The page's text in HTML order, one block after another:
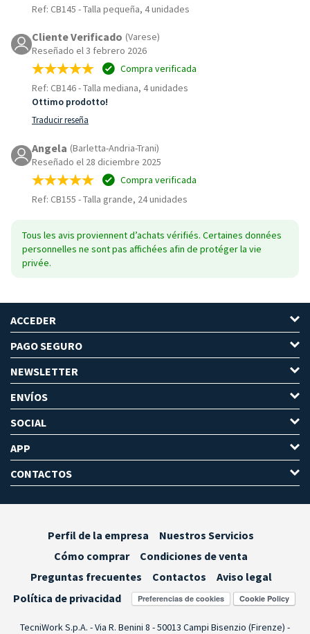
Ref: CB145 -Talla pequeña, 4 unidades
Cliente Verificado (Varese)
Reseñado el 3 febrero 2026
Compra verificada
Ref: CB146-Talla mediana, 4 unidades
Ottimo prodotto!
Traducir reseña
Angela (Barletta-Andria-Trani)
Reseñado el 28 diciembre 2025
Compra verificada
Ref: CB155 -Talla grande, 24 unidades
Tous les avis proviennent d’achats vérifiés. Certaines données
personnelles ne sont pas affichées afin de protéger la vie
privée.
ACCEDER
PAGO SEGURO
NEWSLETTER
ENVÍOS
SOCIAL
APP
CONTACTOS
Perfil de la empresa
Nuestros Servicios
Cómo comprar
Condiciones de venta
Preguntas frecuentes
Contactos
Aviso legal
Política de privacidad
Preferencias de cookies
TecniWork S.p.A. - Via R. Benini 8 - 50013 Campi Bisenzio (Firenze) -